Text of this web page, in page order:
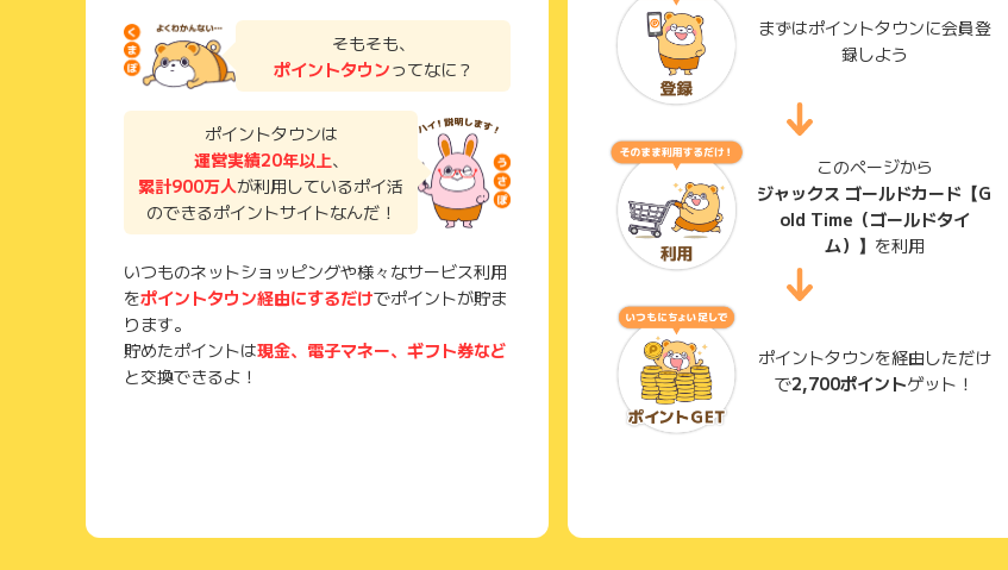
そもそも、
ポイントタウンってなに？
ポイントタウンは
運営実績20年以上、
累計900万人が利用しているポイ活
のできるポイントサイトなんだ！
いつものネットショッピングや様々なサービス利用
をポイントタウン経由にするだけでポイントが貯ま
ります。
貯めたポイントは現金、電子マネー、ギフト券など
と交換できるよ！
まずはポイントタウンに会員登
録しよう
このページから
ジャックス ゴールドカード【G
old Time（ゴールドタイ
ム）】 を利用
ポイントタウンを経由しただけ
で2,700ポイントゲット！